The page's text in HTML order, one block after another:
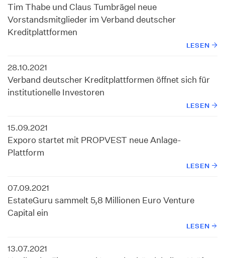
Tim Thabe und Claus Tumbrägel neue
Vorstandsmitglieder im Verband deutscher
Kreditplattformen
LESEN
28.10.2021
Verband deutscher Kreditplattformen öffnet sich für
institutionelle Investoren
LESEN
15.09.2021
Exporo startet mit PROPVEST neue Anlage-
Plattform
LESEN
07.09.2021
EstateGuru sammelt 5,8 Millionen Euro Venture
Capital ein
LESEN
13.07.2021